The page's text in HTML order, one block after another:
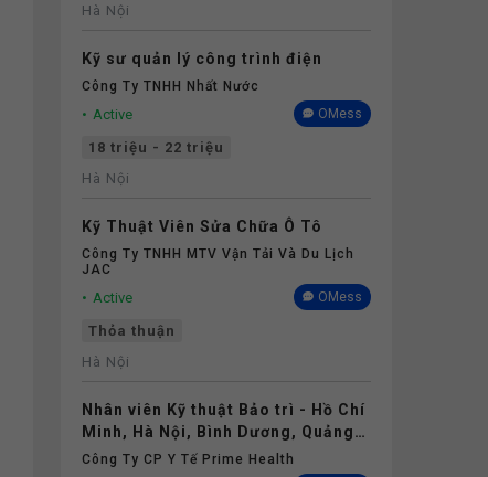
Hà Nội
Kỹ sư quản lý công trình điện
Công Ty TNHH Nhất Nước
Active OMess
18 triệu - 22 triệu
Hà Nội
Kỹ Thuật Viên Sửa Chữa Ô Tô
Công Ty TNHH MTV Vận Tải Và Du Lịch
JAC
Active OMess
Thỏa thuận
Hà Nội
Nhân viên Kỹ thuật Bảo trì - Hồ Chí
Minh, Hà Nội, Bình Dương, Quảng
Trị, Thanh Hóa, Nghệ An
Công Ty CP Y Tế Prime Health